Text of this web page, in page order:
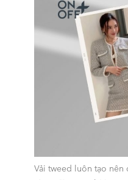
Vải tweed luôn tạo